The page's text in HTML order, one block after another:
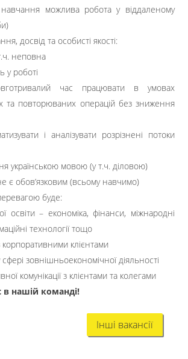
можлива робота у віддаленому
досвід та особисті якості:
неповна
у роботі
час працювати в умовах
та повторюваних операцій без зниження
і аналізувати розрізнені потоки
українською мовою (у т.ч. діловою)
є обов’язковим (всьому навчимо)
буде:
освіти – економіка, фінанси, міжнародні
технології тощо
клієнтами
зовнішньоекономічної діяльності
комунікації з клієнтами та колегами
в нашій команді!
Інші вакансії